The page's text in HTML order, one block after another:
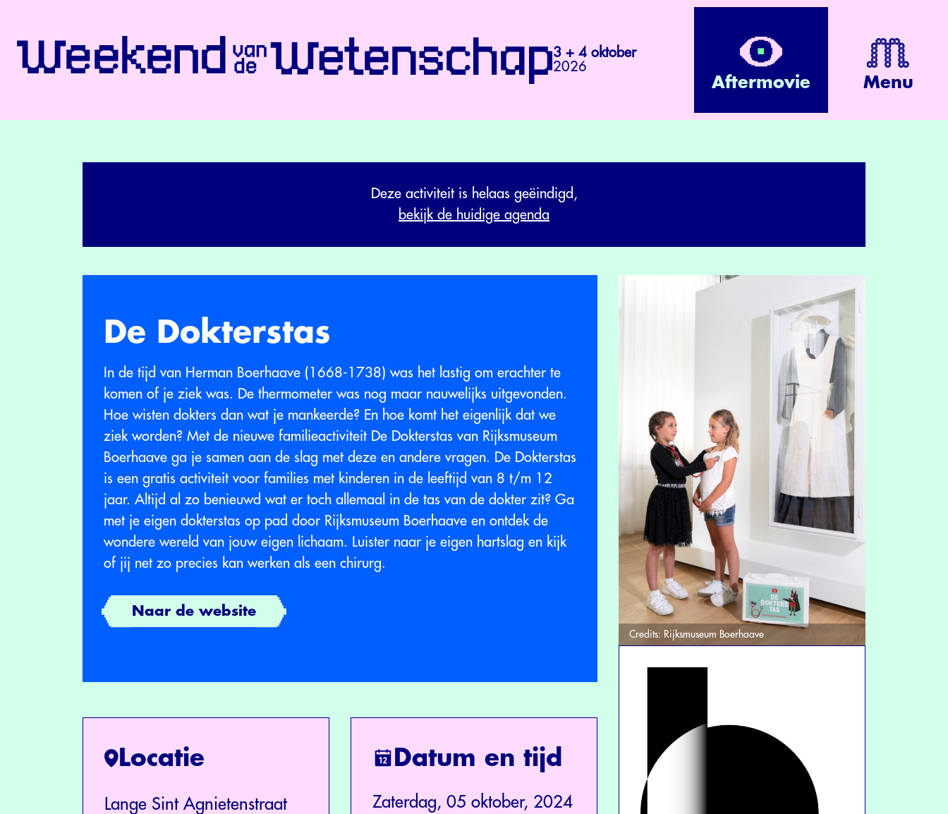
3 + 4 oktober
2026
Aftermovie Menu
Deze activiteit is helaas geëindigd,
bekijk de huidige agenda
De Dokterstas
In de tijd van Herman Boerhaave (1668-1738) was het lastig om erachter te
komen of je ziek was. De thermometer was nog maar nauwelijks uitgevonden.
Hoe wisten dokters dan wat je mankeerde? En hoe komt het eigenlijk dat we
ziek worden? Met de nieuwe familieactiviteit De Dokterstas van Rijksmuseum
Boerhaave ga je samen aan de slag met deze en andere vragen. De Dokterstas
is een gratis activiteit voor families met kinderen in de leeftijd van 8 t/m 12
jaar. Altijd al zo benieuwd wat er toch allemaal in de tas van de dokter zit? Ga
met je eigen dokterstas op pad door Rijksmuseum Boerhaave en ontdek de
wondere wereld van jouw eigen lichaam. Luister naar je eigen hartslag en kijk
of jij net zo precies kan werken als een chirurg.
Naar de website
Locatie
Lange Sint Agnietenstraat
Datum en tijd
Zaterdag, 05 oktober, 2024
Credits: Rijksmuseum Boerhaave